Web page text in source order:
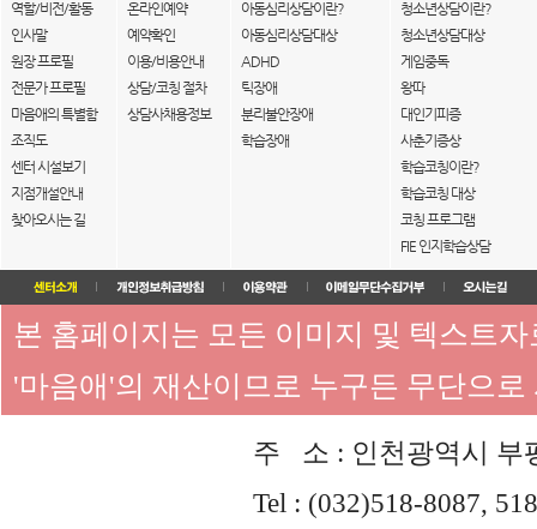
역할/비전/활동
인사말
원장 프로필
전문가 프로필
마음애의 특별함
조직도
센터 시설보기
지점개설안내
찾아오시는 길
온라인예약
예약확인
이용/비용안내
상담/코칭 절차
상담사채용정보
아동심리상담이란?
아동심리상담대상
ADHD
틱장애
분리불안장애
학습장애
청소년상담이란?
청소년상담대상
게임중독
왕따
대인기피증
사춘기증상
학습코칭이란?
학습코칭 대상
코칭 프로그램
FIE 인지학습상담
본 홈페이지는 모든 이미지 및 텍스트
'마음애'의 재산이므로 누구든 무단으
주 소 : 인천광역시 부
Tel : (032)518-8087,